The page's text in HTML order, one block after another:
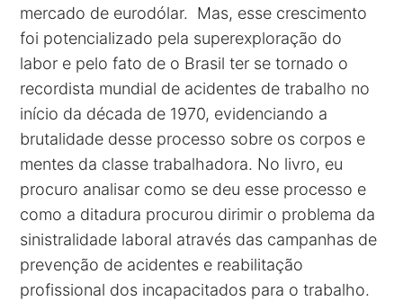
mercado de eurodólar. Mas, esse crescimento
foi potencializado pela superexploração do
labor e pelo fato de o Brasil ter se tornado o
recordista mundial de acidentes de trabalho no
início da década de 1970, evidenciando a
brutalidade desse processo sobre os corpos e
mentes da classe trabalhadora. No livro, eu
procuro analisar como se deu esse processo e
como a ditadura procurou dirimir o problema da
sinistralidade laboral através das campanhas de
prevenção de acidentes e reabilitação
profissional dos incapacitados para o trabalho.